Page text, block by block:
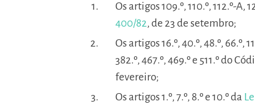
Os artigos 109.º, 110.º, 112.º-A,
400/82, de 23 de setembro;
Os artigos 16.º, 40.º, 48.º, 66.º,
382.º, 467.º, 469.º e 511.º do
fevereiro;
Os artigos 1.º, 7.º, 8.º e 10.º da